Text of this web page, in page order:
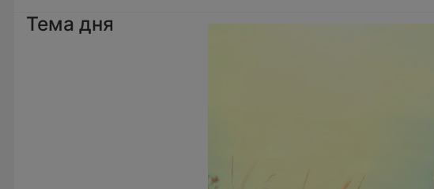
Тема дня